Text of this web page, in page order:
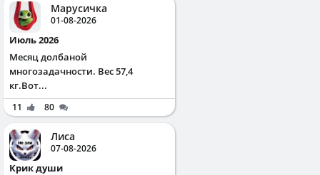
Марусичка
01-08-2026
Июль 2026
Месяц долбаной
многозадачности. Вес 57,4
кг.Вот...
11 80
Лиса
07-08-2026
Крик души